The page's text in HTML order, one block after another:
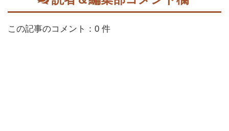
この記事のコメント：0 件